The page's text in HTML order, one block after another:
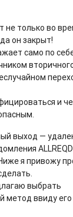
не только во
он закрыт!
само по
и
выход —
я привожу
выбрать
метод ввиду